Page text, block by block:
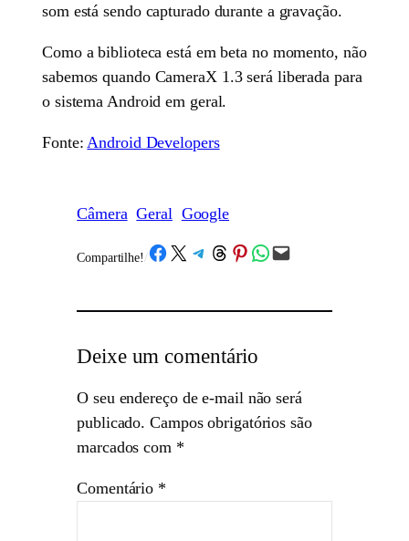
som está sendo capturado durante a gravação.
Como a biblioteca está em beta no momento, não
sabemos quando CameraX 1.3 será liberada para
o sistema Android em geral.
Fonte: Android Developers
Câmera Geral Google
Compartilhe! /Share on Facebook
Share on X Share on Telegram
Share on Threads
Share on Pinterest
Share on WhatsApp
Email this Page
Deixe um comentário
O seu endereço de e-mail não será
publicado. Campos obrigatórios são
marcados com *
Comentário *